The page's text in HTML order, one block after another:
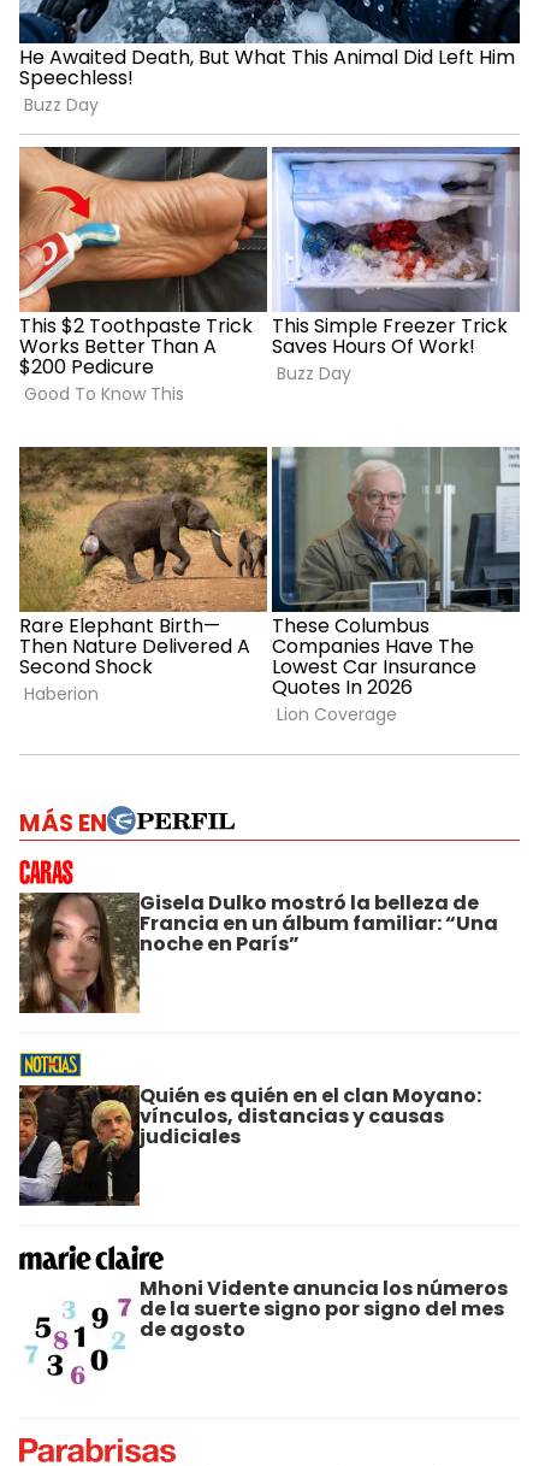
MÁS EN
Gisela Dulko mostró la belleza de
Francia en un álbum familiar: “Una
noche en París”
Quién es quién en el clan Moyano:
vínculos, distancias y causas
judiciales
Mhoni Vidente anuncia los números
de la suerte signo por signo del mes
de agosto